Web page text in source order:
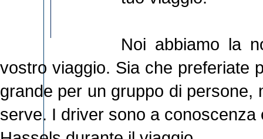
Noi abbiamo la
vostro viaggio. Sia che preferiate
grande per un gruppo di persone,
serve. I driver sono a